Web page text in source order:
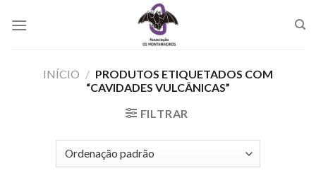
INÍCIO / PRODUTOS ETIQUETADOS COM
“CAVIDADES VULCÂNICAS”
FILTRAR